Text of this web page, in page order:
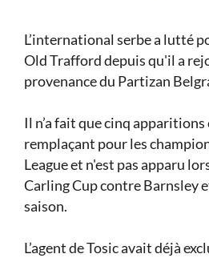
L’international serbe a lutté
Old Trafford depuis qu'il a
provenance du Partizan
Il n’a fait que cinq
remplaçant pour les
League et n'est pas apparu
Carling Cup contre Barnsley
saison.
L’agent de Tosic avait déjà